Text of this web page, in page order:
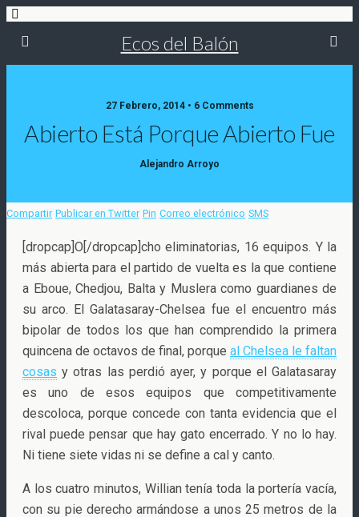
Ecos del Balón
27 Febrero, 2014 • 6 Comments
Abierto Está Porque Abierto Fue
Alejandro Arroyo
Compartir Publicar en Twitter Pin Correo electrónico SMS
[dropcap]O[/dropcap]cho eliminatorias, 16 equipos. Y la
más abierta para el partido de vuelta es la que contiene
a Eboue, Chedjou, Balta y Muslera como guardianes de
su arco. El Galatasaray-Chelsea fue el encuentro más
bipolar de todos los que han comprendido la primera
quincena de octavos de final, porque al Chelsea le faltan
cosas y otras las perdió ayer, y porque el Galatasaray
es uno de esos equipos que competitivamente
descoloca, porque concede con tanta evidencia que el
rival puede pensar que hay gato encerrado. Y no lo hay.
Ni tiene siete vidas ni se define a cal y canto.
A los cuatro minutos, Willian tenía toda la portería vacía,
con su pie derecho armándose a unos 25 metros de la